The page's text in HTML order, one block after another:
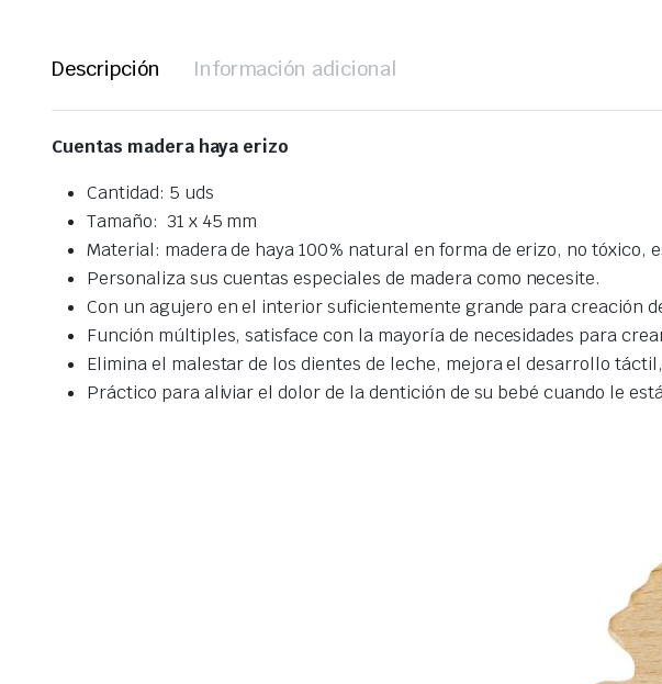
Descripción Información adicional
Cuentas madera haya erizo
Cantidad: 5 uds
Tamaño: 31 x 45 mm
Material: madera de haya 100% natural en forma de erizo, no
Personaliza sus cuentas especiales de madera como necesite.
Con un agujero en el interior suficientemente grande para creación
Función múltiples, satisface con la mayoría de necesidades para
Elimina el malestar de los dientes de leche, mejora el desarrollo
Práctico para aliviar el dolor de la dentición de su bebé cuando le